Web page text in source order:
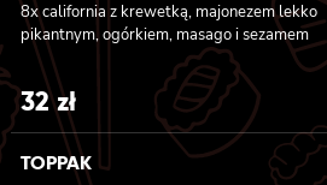
8x california z krewetką, majonezem lekko
pikantnym, ogórkiem, masago i sezamem
32zł
TOPPAK